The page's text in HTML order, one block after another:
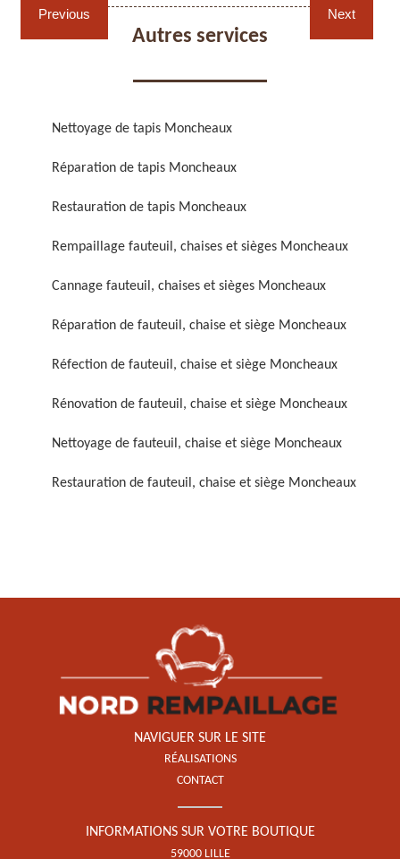
chaises et sièges 59
et sièges 59
Réparation de fauteuil,
Réfection de fauteuil,
Rénovation de fauteuil,
chaise et siège 59
Nettoyage de fauteuil,
chaise et siège 59
Restauration de fauteuil,
chaise et siège 59
Previous Next
Autres services
Nettoyage de tapis Moncheaux
Réparation de tapis Moncheaux
Restauration de tapis Moncheaux
Rempaillage fauteuil, chaises et sièges Moncheaux
Cannage fauteuil, chaises et sièges Moncheaux
Réparation de fauteuil, chaise et siège Moncheaux
Réfection de fauteuil, chaise et siège Moncheaux
Rénovation de fauteuil, chaise et siège Moncheaux
Nettoyage de fauteuil, chaise et siège Moncheaux
Restauration de fauteuil, chaise et siège Moncheaux
NAVIGUER SUR LE SITE
RÉALISATIONS
CONTACT
INFORMATIONS SUR VOTRE BOUTIQUE
59000 LILLE